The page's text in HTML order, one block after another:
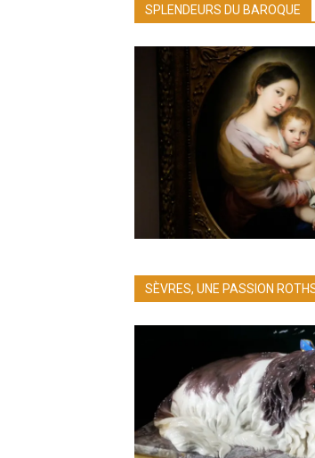
SPLENDEURS DU BAROQUE
SÈVRES, UNE PASSION